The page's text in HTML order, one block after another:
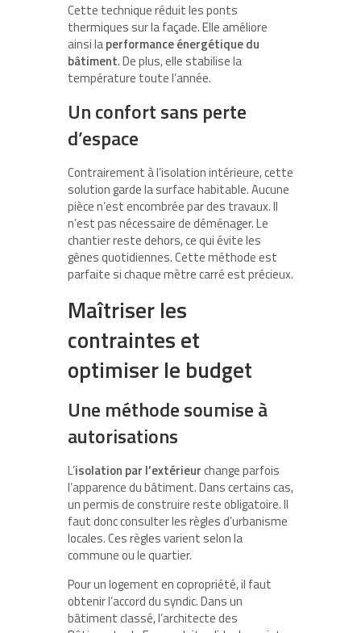
Cette technique réduit les ponts
thermiques sur la façade. Elle améliore
ainsi laperformance énergétique du
bâtiment. De plus, elle stabilise la
température toute l’année.
Un confort sans perte
d’espace
Contrairement à l’isolation intérieure, cette
solution garde la surface habitable. Aucune
pièce n’est encombrée par des travaux. Il
n’est pas nécessaire de déménager. Le
chantier reste dehors, ce qui évite les
gênes quotidiennes. Cette méthode est
parfaite si chaque mètre carré est précieux.
Maîtriser les
contraintes et
optimiser le budget
Une méthode soumise à
autorisations
L’isolation par l’extérieurchange parfois
l’apparence du bâtiment. Dans certains cas,
un permis de construire reste obligatoire. Il
faut donc consulter les règles d’urbanisme
locales. Ces règles varient selon la
commune ou le quartier.
Pour un logement en copropriété, il faut
obtenir l’accord du syndic. Dans un
bâtiment classé, l’architecte des